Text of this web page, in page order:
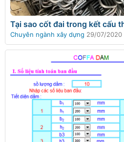
Tại sao cốt đai trong kết cấu
Chuyên ngành xây dựng 29/07/2020